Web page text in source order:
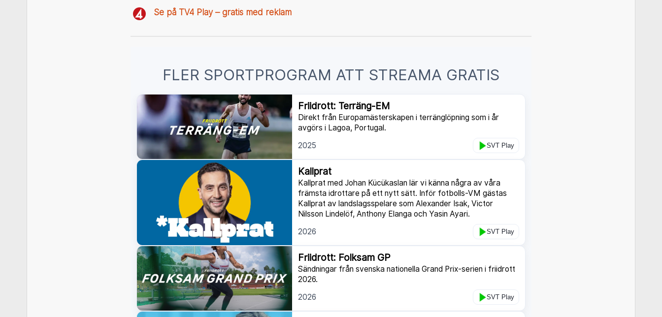
Se på TV4 Play – gratis med reklam
FLER SPORTPROGRAM ATT STREAMA GRATIS
Friidrott: Terräng-EM
Direkt från Europamästerskapen i terränglöpning som i år
avgörs i Lagoa, Portugal.
2025
SVT Play
Kallprat
Kallprat med Johan Kücükaslan lär vi känna några av våra
främsta idrottare på ett nytt sätt. Inför fotbolls-VM gästas
Kallprat av landslagsspelare som Alexander Isak, Victor
Nilsson Lindelöf, Anthony Elanga och Yasin Ayari.
2026
SVT Play
Friidrott: Folksam GP
Sändningar från svenska nationella Grand Prix-serien i friidrott
2026.
2026
SVT Play